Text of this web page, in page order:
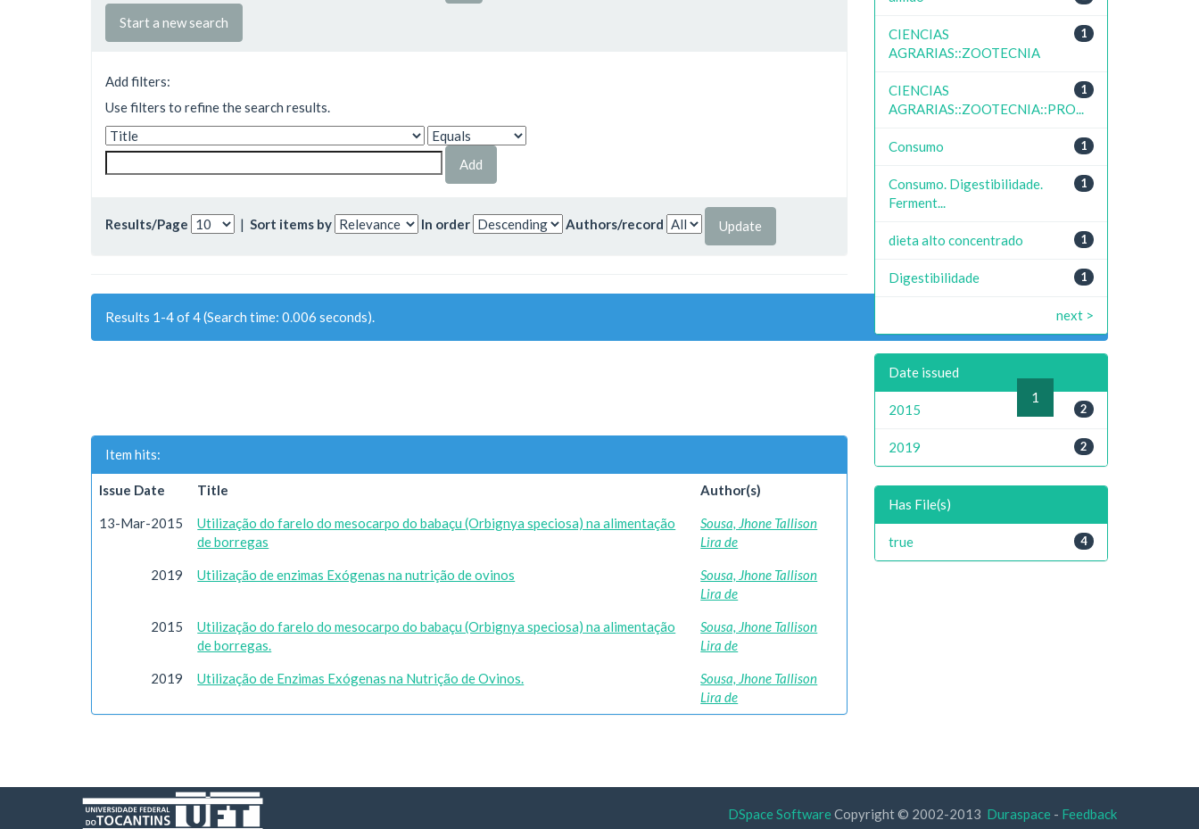
Start a new search
Add filters:
Use filters to refine the search results.
Results/Page | Sort items by In order Authors/record
Results 1-4 of 4 (Search time: 0.006 seconds).
previous 1 next
Item hits:
Issue Date Title Author(s)
13-Mar-2015
Utilização do farelo do mesocarpo do babaçu (Orbignya speciosa) na alimentação
de borregas
Sousa, Jhone Tallison
Lira de
2019 Utilização de enzimas Exógenas na nutrição de ovinos
Sousa, Jhone Tallison
Lira de
2015
Utilização do farelo do mesocarpo do babaçu (Orbignya speciosa) na alimentação
de borregas.
Sousa, Jhone Tallison
Lira de
2019 Utilização de Enzimas Exógenas na Nutrição de Ovinos.
Sousa, Jhone Tallison
Lira de
1
CIENCIAS
AGRARIAS::ZOOTECNIA
1
CIENCIAS
AGRARIAS::ZOOTECNIA::PRO...
1
Consumo
1
Consumo. Digestibilidade.
Ferment...
1
dieta alto concentrado
1
Digestibilidade
next >
Date issued
2
2015
2
2019
Has File(s)
4
true
DSpace Software Copyright © 2002-2013 Duraspace - Feedback